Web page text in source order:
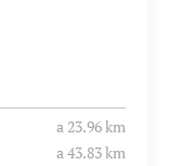
a 23.96 km
a 43.83 km